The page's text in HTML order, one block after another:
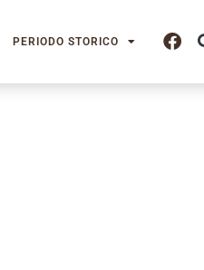
PERIODO STORICO